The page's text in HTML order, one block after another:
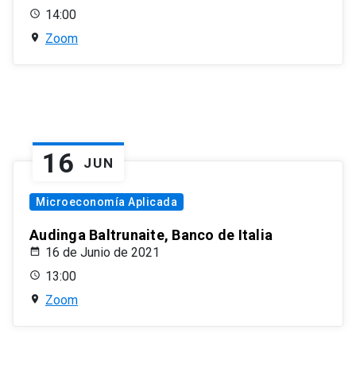
14:00
Zoom
16 JUN
Microeconomía Aplicada
Audinga Baltrunaite, Banco de Italia
16 de Junio de 2021
13:00
Zoom